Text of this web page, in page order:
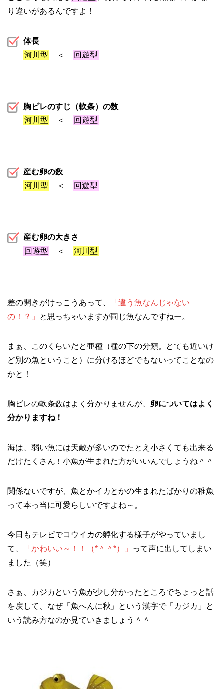
り違いがあるんですよ！
体長
河川型
＜ 回遊型
胸ビレのすじ（軟条）の数
河川型
＜ 回遊型
産む卵の数
河川型
＜ 回遊型
産む卵の大きさ
回遊型
＜ 河川型
差の開きがけっこうあって、
「違う魚なんじゃない
の！？」
と思っちゃいますが同じ魚なんですねー。
まぁ、このくらいだと亜種（種の下の分類。とても近いけ
ど別の魚ということ）に分けるほどでもないってことなの
かと！
胸ビレの軟条数はよく分かりませんが、 卵についてはよく
分かりますね！
海は、弱い魚には天敵が多いのでたとえ小さくても出来る
だけたくさん！小魚が生まれた方がいいんでしょうね＾＾
関係ないですが、魚とかイカとかの生まれたばかりの稚魚
って本っ当に可愛らしいですよね～。
今日もテレビでコウイカの孵化する様子がやっていまし
て、
「かわいい～！！（*＾＾*）」
って声に出してしまい
ました（笑）
さぁ、カジカという魚が少し分かったところでちょっと話
を戻して、なぜ「魚へんに秋」という漢字で「カジカ」と
いう読み方なのか見ていきましょう＾＾